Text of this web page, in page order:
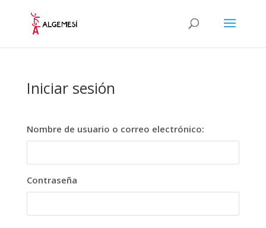
Iniciar sesión
Nombre de usuario o correo electrónico:
Contraseña